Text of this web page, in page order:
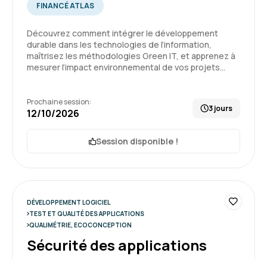
Trystan C.
L'expérience globale a été très bonne, rien de
particulier à remonter hormis que le suivi des
sessions et l'utilisation de la plateforme est
Formation : Sécurité des applications
FINANCÉ ATLAS
Découvrez comment intégrer le développement
durable dans les technologies de l’information,
maîtrisez les méthodologies Green IT, et apprenez à
mesurer l’impact environnemental de vos projets…
Prochaine session:
12/10/2026 3 jours
Session disponible !
DÉVELOPPEMENT LOGICIEL
TEST ET QUALITÉ DES APPLICATIONS
QUALIMÉTRIE, ECOCONCEPTION
Sécurité des applications